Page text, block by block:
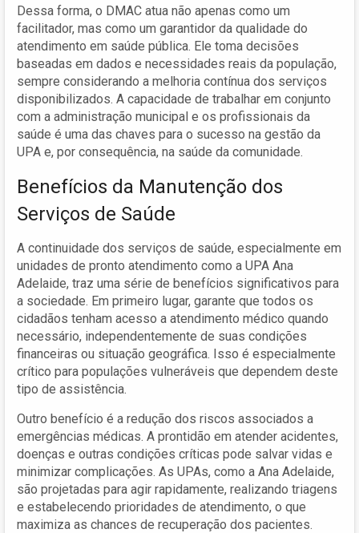
Dessa forma, o DMAC atua não apenas como um
facilitador, mas como um garantidor da qualidade do
atendimento em saúde pública. Ele toma decisões
baseadas em dados e necessidades reais da população,
sempre considerando a melhoria contínua dos serviços
disponibilizados. A capacidade de trabalhar em conjunto
com a administração municipal e os profissionais da
saúde é uma das chaves para o sucesso na gestão da
UPA e, por consequência, na saúde da comunidade.
Benefícios da Manutenção dos
Serviços de Saúde
A continuidade dos serviços de saúde, especialmente em
unidades de pronto atendimento como a UPA Ana
Adelaide, traz uma série de benefícios significativos para
a sociedade. Em primeiro lugar, garante que todos os
cidadãos tenham acesso a atendimento médico quando
necessário, independentemente de suas condições
financeiras ou situação geográfica. Isso é especialmente
crítico para populações vulneráveis que dependem deste
tipo de assistência.
Outro benefício é a redução dos riscos associados a
emergências médicas. A prontidão em atender acidentes,
doenças e outras condições críticas pode salvar vidas e
minimizar complicações. As UPAs, como a Ana Adelaide,
são projetadas para agir rapidamente, realizando triagens
e estabelecendo prioridades de atendimento, o que
maximiza as chances de recuperação dos pacientes.